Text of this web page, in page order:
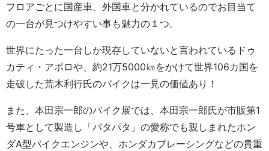
フロアごとに国産車、外国車と分かれているのでお目当て
の一台が見つけやすい事も魅力の１つ。
世界にたった一台しか現存していないと言われているドゥ
カティ・アポロや、約21万5000㎞をかけて世界106カ国を
走破した荒木利行氏のバイクは一見の価値あり！
また、本田宗一郎のバイク展では、本田宗一郎氏が市販第1
号車として製造し「パタパタ」の愛称でも親しまれたホン
ダA型バイクエンジンや、ホンダカブレーシングなどの貴重